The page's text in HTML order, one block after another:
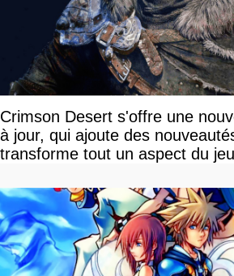
Crimson Desert s'offre une
à jour, qui ajoute des
transforme tout un aspect du jeu